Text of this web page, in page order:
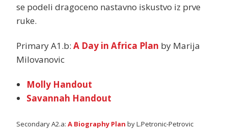
se podeli dragoceno nastavno iskustvo iz prve
ruke.
Primary A1.b: A Day in Africa Plan by Marija
Milovanovic
Molly Handout
Savannah Handout
Secondary A2.a: A Biography Plan by L.Petronic-Petrovic